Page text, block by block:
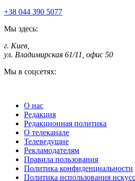
+38 044 390 5077
Мы здесь:
г. Киев
ул. Владимирская 61/11, офис 50
Мы в соцсетях:
О нас
Редакция
Редакционная политика
О телеканале
Телеведущие
Рекламодателям
Правила пользования
Политика конфиденциальности
Политика использования